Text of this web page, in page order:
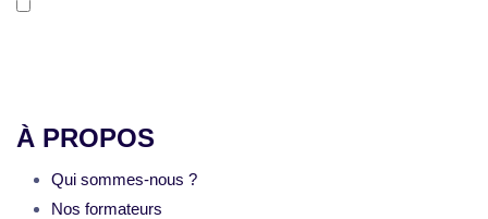
À PROPOS
Qui sommes-nous ?
Nos formateurs